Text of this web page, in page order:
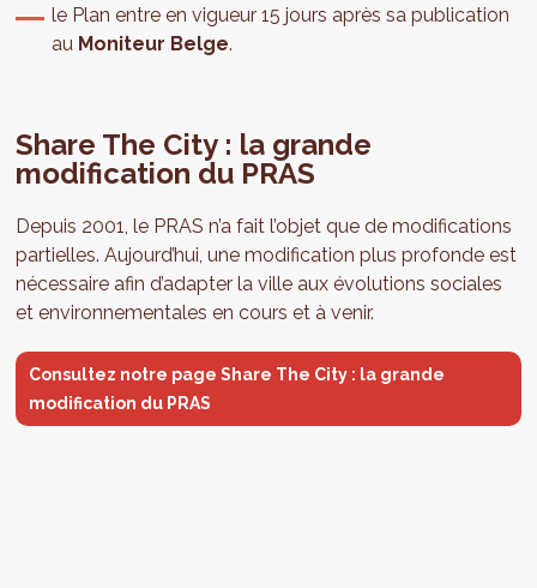
le Plan entre en vigueur 15 jours après sa publication
au Moniteur Belge.
Share The City : la grande
modification du PRAS
Depuis 2001, le PRAS n’a fait l’objet que de modifications
partielles. Aujourd’hui, une modification plus profonde est
nécessaire afin d’adapter la ville aux évolutions sociales
et environnementales en cours et à venir.
Consultez notre page Share The City : la grande
modification du PRAS